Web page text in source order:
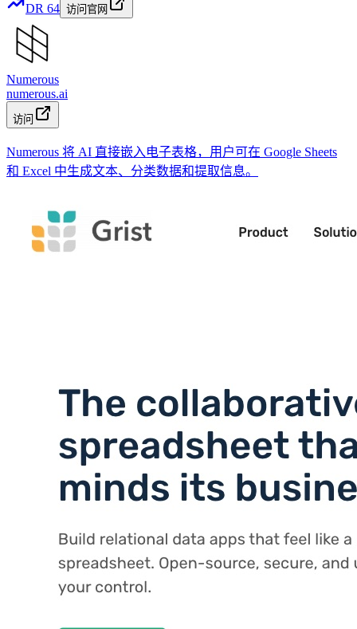
DR 64 访问官网
Numerous
numerous.ai
访问
Numerous 将 AI 直接嵌入电子表格，用户可在 Google Sheets
和 Excel 中生成文本、分类数据和提取信息。